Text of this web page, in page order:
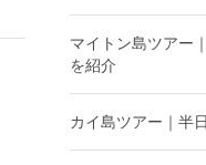
マイトン島ツアー
を紹介
カイ島ツアー｜半